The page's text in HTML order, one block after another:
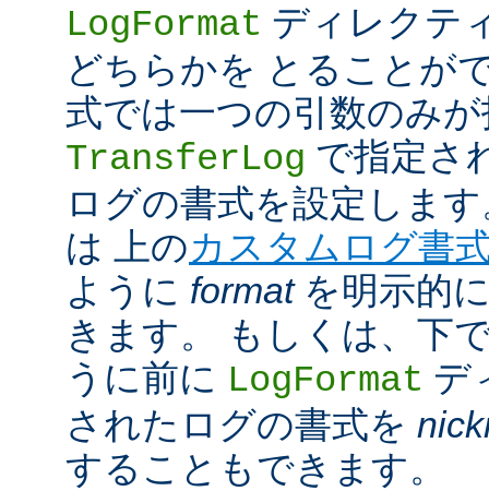
LogFormat ディレクテ
どちらかを とることが
式では一つの引数のみ
TransferLog で指定さ
ログの書式を設定しま
は 上のカスタムログ書
ように formatを明示的
きます。 もしくは、下
うに前に LogFormat デ
されたログの書式を
することもできます。